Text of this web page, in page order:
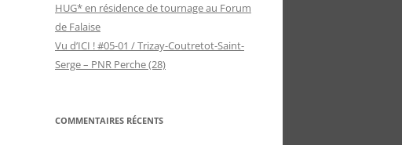
HUG* en résidence de tournage au Forum
de Falaise
Vu d’ICI ! #05-01 / Trizay-Coutretot-Saint-
Serge – PNR Perche (28)
COMMENTAIRES RÉCENTS